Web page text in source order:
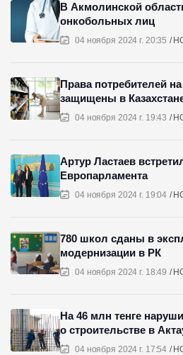
04 ноября 2024 г. 20:35
В Акмолинской
онкобольных лиц
04 ноября 2024 г. 19:43
Права потребителей
защищены в
04 ноября 2024 г. 19:04
Артур Ластаев
Европарламента
04 ноября 2024 г. 18:49
780 школ сданы в
модернизации в РК
04 ноября 2024 г. 17:54
На 46 млн тенге
о строительстве в